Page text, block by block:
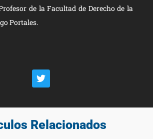
de la Facultad de Derecho de la
Portales.
Relacionados